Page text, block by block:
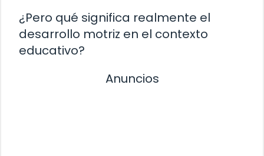
¿Pero qué significa realmente el
desarrollo motriz en el contexto
educativo?
Anuncios